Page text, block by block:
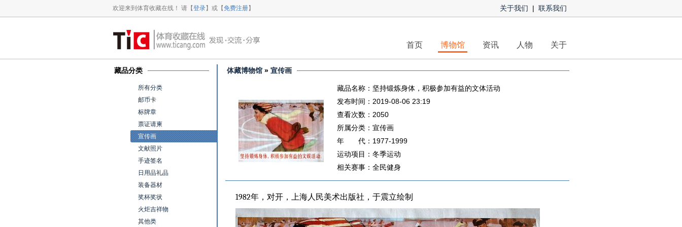
欢迎来到体育收藏在线！ 请【登录】或【免费注册】 关于我们 | 联系我们
首页 博物馆 资讯 人物 关于
藏品分类
所有分类
邮币卡
标牌章
票证请柬
宣传画
文献照片
手迹签名
日用品礼品
装备器材
奖杯奖状
火炬吉祥物
其他类
体藏博物馆 » 宣传画
藏品名称：坚持锻炼身体，积极参加有益的文体活动
发布时间：2019-08-06 23:19
查看次数：2050
所属分类：宣传画
年 代：1977-1999
运动项目：冬季运动
相关赛事：全民健身
1982年，对开，上海人民美术出版社，于震立绘制